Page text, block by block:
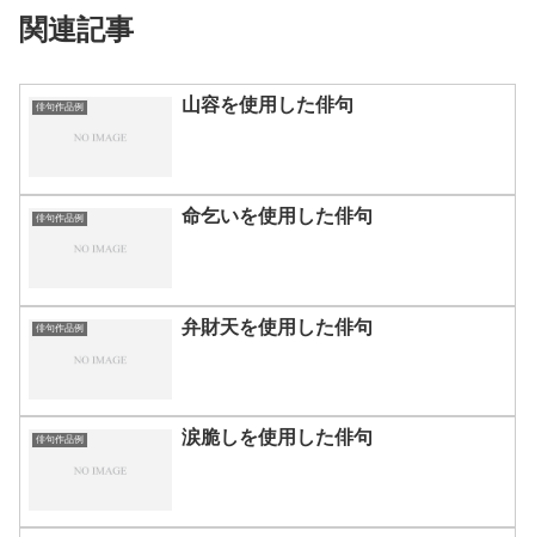
関連記事
俳句作品例 山容を使用した俳句
俳句作品例 命乞いを使用した俳句
俳句作品例 弁財天を使用した俳句
俳句作品例 涙脆しを使用した俳句